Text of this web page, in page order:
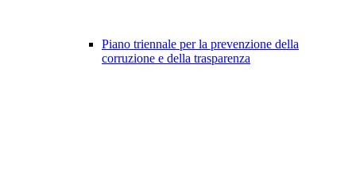
Piano triennale per la prevenzione della
corruzione e della trasparenza